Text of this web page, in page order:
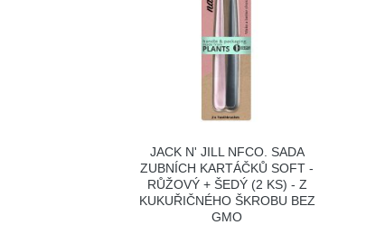
JACK N' JILL NFCO. SADA
ZUBNÍCH KARTÁČKŮ SOFT -
RŮŽOVÝ + ŠEDÝ (2 KS) - Z
KUKUŘIČNÉHO ŠKROBU BEZ
GMO